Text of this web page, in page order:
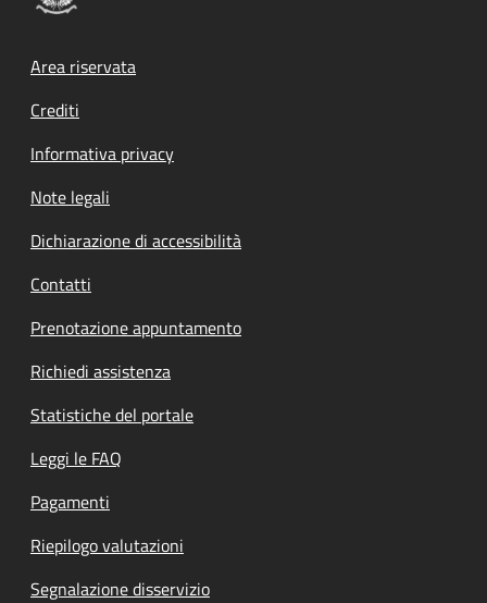
Footer menu
Area riservata
Crediti
Informativa privacy
Note legali
Dichiarazione di accessibilità
Contatti
Prenotazione appuntamento
Richiedi assistenza
Statistiche del portale
Leggi le FAQ
Pagamenti
Riepilogo valutazioni
Segnalazione disservizio